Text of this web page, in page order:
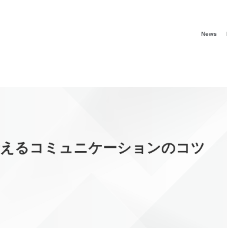
News
るコミュニケーションのコツ